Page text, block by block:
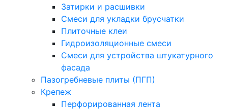
Затирки и расшивки
Смеси для укладки брусчатки
Плиточные клеи
Гидроизоляционные смеси
Смеси для устройства штукатурного
фасада
Пазогребневые плиты (ПГП)
Крепеж
Перфорированная лента